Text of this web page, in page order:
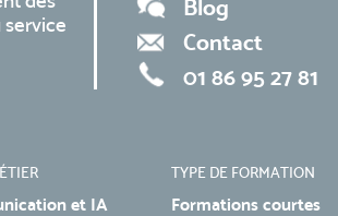
Blog
Contact
01 86 95 27 81
et IA
TYPE DE FORMATION
Formations courtes